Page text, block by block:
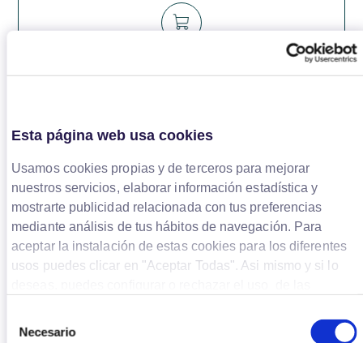
Esta página web usa cookies
Usamos cookies propias y de terceros para mejorar
nuestros servicios, elaborar información estadística y
mostrarte publicidad relacionada con tus preferencias
mediante análisis de tus hábitos de navegación. Para
aceptar la instalación de estas cookies para los diferentes
usos puedes clicar en "Aceptar Todas". Asi mismo y si lo
información sobre el uso de las cookies y tus derechos,
Necesario
2.- Haz tus compras de manera habitual en tu tienda
3.- Cierra tu Pack una vez finalizado el proyecto